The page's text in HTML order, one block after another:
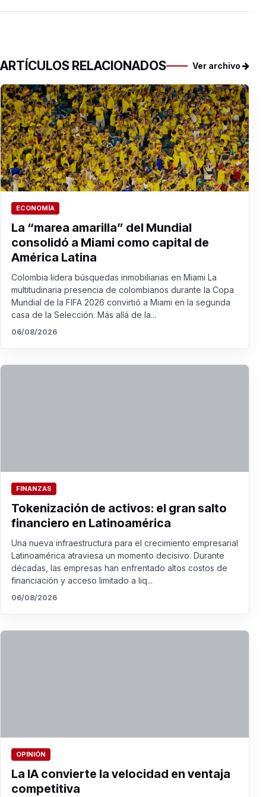
ARTÍCULOS RELACIONADOS Ver archivo
ECONOMÍA
La “marea amarilla” del Mundial
consolidó a Miami como capital de
América Latina
Colombia lidera búsquedas inmobiliarias en Miami La
multitudinaria presencia de colombianos durante la Copa
Mundial de la FIFA 2026 convirtió a Miami en la segunda
casa de la Selección. Más allá de la...
06/08/2026
FINANZAS
Tokenización de activos: el gran salto
financiero en Latinoamérica
Una nueva infraestructura para el crecimiento empresarial
Latinoamérica atraviesa un momento decisivo. Durante
décadas, las empresas han enfrentado altos costos de
financiación y acceso limitado a liq...
06/08/2026
OPINIÓN
La IA convierte la velocidad en ventaja
competitiva